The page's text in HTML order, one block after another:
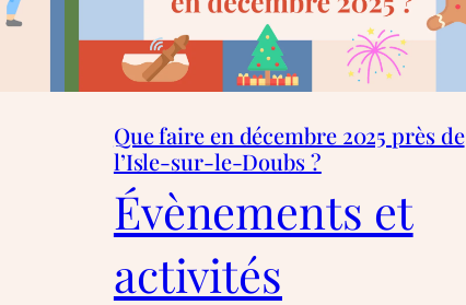
Que faire en décembre 2025 près de
l’Isle-sur-le-Doubs ?
Évènements et
activités